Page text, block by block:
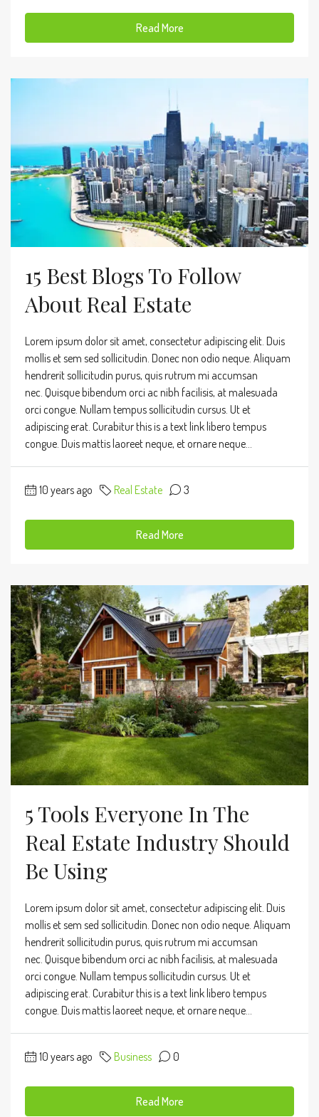
Read More
15 Best Blogs To Follow
About Real Estate
Lorem ipsum dolor sit amet, consectetur adipiscing elit. Duis
mollis et sem sed sollicitudin. Donec non odio neque. Aliquam
hendrerit sollicitudin purus, quis rutrum mi accumsan
nec. Quisque bibendum orci ac nibh facilisis, at malesuada
orci congue. Nullam tempus sollicitudin cursus. Ut et
adipiscing erat. Curabitur this is a text link libero tempus
congue. Duis mattis laoreet neque, et ornare neque...
10 years ago Real Estate 3
Read More
5 Tools Everyone In The
Real Estate Industry Should
Be Using
Lorem ipsum dolor sit amet, consectetur adipiscing elit. Duis
mollis et sem sed sollicitudin. Donec non odio neque. Aliquam
hendrerit sollicitudin purus, quis rutrum mi accumsan
nec. Quisque bibendum orci ac nibh facilisis, at malesuada
orci congue. Nullam tempus sollicitudin cursus. Ut et
adipiscing erat. Curabitur this is a text link libero tempus
congue. Duis mattis laoreet neque, et ornare neque...
10 years ago Business 0
Read More